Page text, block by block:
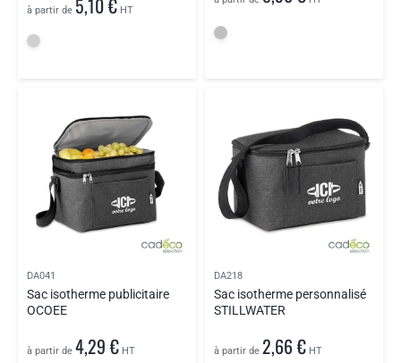
à partir de 5,10 € HT
DA041
Sac isotherme publicitaire
OCOEE
à partir de 4,29 € HT
DA218
Sac isotherme personnalisé
STILLWATER
à partir de 2,66 € HT